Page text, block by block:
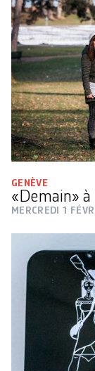
GENÈVE
«Demain»
MERCREDI 1